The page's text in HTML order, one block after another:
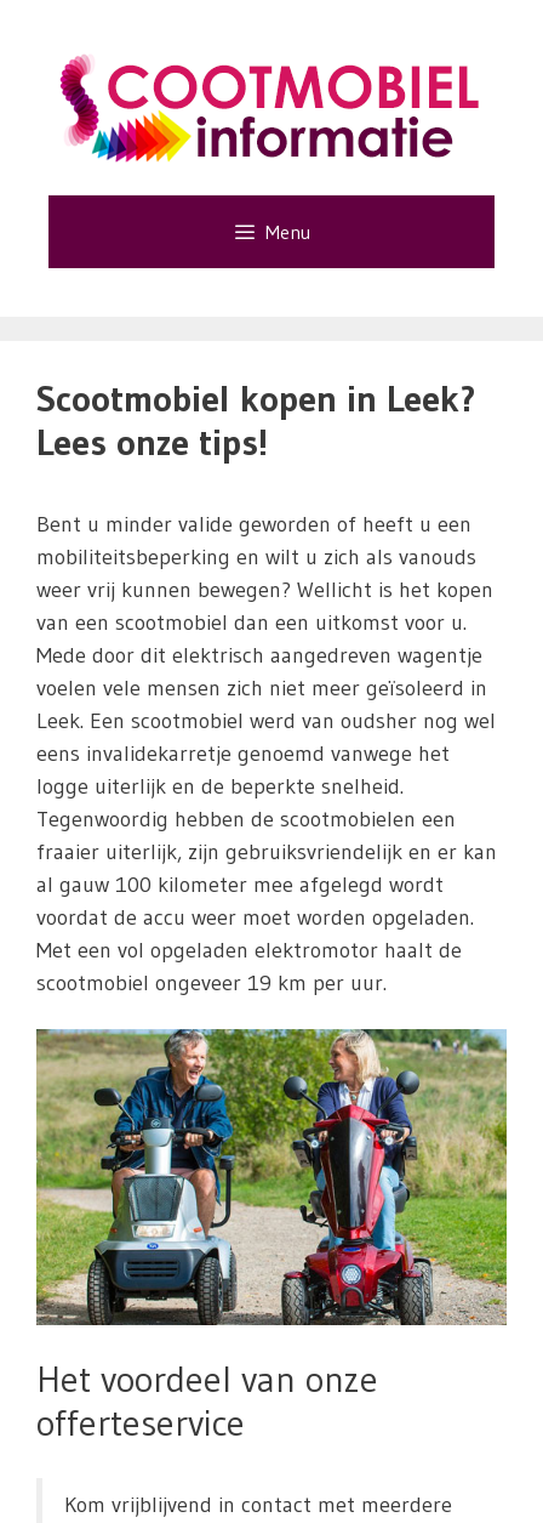
Menu
Scootmobiel kopen in Leek?
Lees onze tips!
Bent u minder valide geworden of heeft u een
mobiliteitsbeperking en wilt u zich als vanouds
weer vrij kunnen bewegen? Wellicht is het kopen
van een scootmobiel dan een uitkomst voor u.
Mede door dit elektrisch aangedreven wagentje
voelen vele mensen zich niet meer geïsoleerd in
Leek. Een scootmobiel werd van oudsher nog wel
eens invalidekarretje genoemd vanwege het
logge uiterlijk en de beperkte snelheid.
Tegenwoordig hebben de scootmobielen een
fraaier uiterlijk, zijn gebruiksvriendelijk en er kan
al gauw 100 kilometer mee afgelegd wordt
voordat de accu weer moet worden opgeladen.
Met een vol opgeladen elektromotor haalt de
scootmobiel ongeveer 19 km per uur.
Het voordeel van onze
offerteservice
Kom vrijblijvend in contact met meerdere